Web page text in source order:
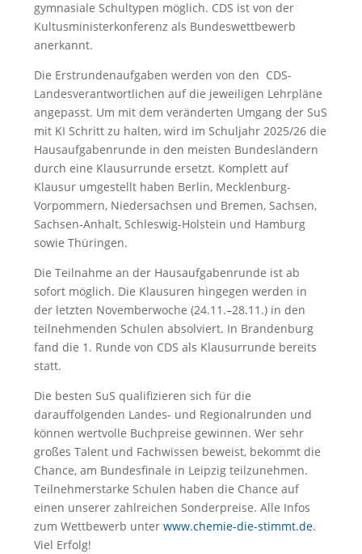
gymnasiale Schultypen möglich. CDS ist von der
Kultusministerkonferenz als Bundeswettbewerb
anerkannt.
Die Erstrundenaufgaben werden von den CDS-
Landesverantwortlichen auf die jeweiligen Lehrpläne
angepasst. Um mit dem veränderten Umgang der SuS
mit KI Schritt zu halten, wird im Schuljahr 2025/26 die
Hausaufgabenrunde in den meisten Bundesländern
durch eine Klausurrunde ersetzt. Komplett auf
Klausur umgestellt haben Berlin, Mecklenburg-
Vorpommern, Niedersachsen und Bremen, Sachsen,
Sachsen-Anhalt, Schleswig-Holstein und Hamburg
sowie Thüringen.
Die Teilnahme an der Hausaufgabenrunde ist ab
sofort möglich. Die Klausuren hingegen werden in
der letzten Novemberwoche (24.11.–28.11.) in den
teilnehmenden Schulen absolviert. In Brandenburg
fand die 1. Runde von CDS als Klausurrunde bereits
statt.
Die besten SuS qualifizieren sich für die
darauffolgenden Landes- und Regionalrunden und
können wertvolle Buchpreise gewinnen. Wer sehr
großes Talent und Fachwissen beweist, bekommt die
Chance, am Bundesfinale in Leipzig teilzunehmen.
Teilnehmerstarke Schulen haben die Chance auf
einen unserer zahlreichen Sonderpreise. Alle Infos
zum Wettbewerb unter www.chemie-die-stimmt.de.
Viel Erfolg!